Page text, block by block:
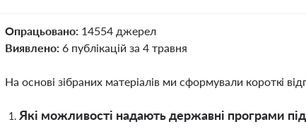
Опрацьовано: 14554 джерел
Виявлено: 6 публікацій за 4 травня
На основі зібраних матеріалів ми сформували короткі
Які можливості надають державні програми